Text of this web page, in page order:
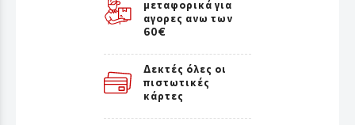
μεταφορικά για
αγορες ανω των
60€
Δεκτές όλες οι
πιστωτικές
κάρτες